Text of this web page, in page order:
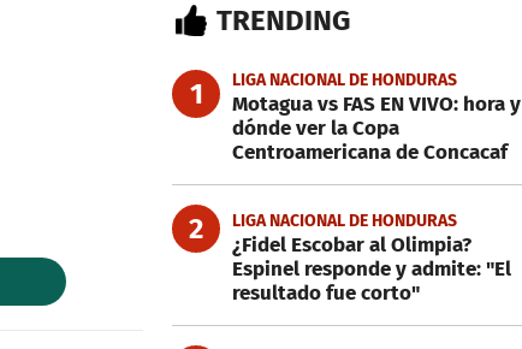
TRENDING
1 LIGA NACIONAL DE HONDURAS
Motagua vs FAS EN VIVO: hora y
dónde ver la Copa
Centroamericana de Concacaf
2 LIGA NACIONAL DE HONDURAS
¿Fidel Escobar al Olimpia?
Espinel responde y admite: "El
resultado fue corto"